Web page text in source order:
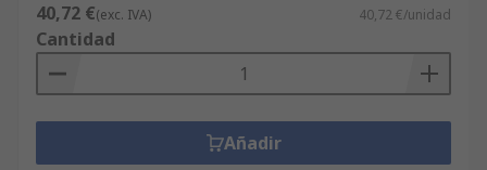
40,72 €(exc. IVA) 40,72 €/unidad
Cantidad
Añadir